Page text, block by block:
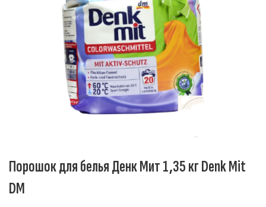
Порошок для белья Денк Мит 1,35 кг Denk Mit
DM